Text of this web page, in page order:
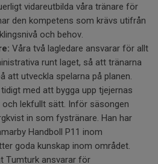
vidareutbilda våra tränare för
den kompetens som krävs utifrån
och behov.
Våra två lagledare ansvarar för allt
runt laget, så att tränarna
att utveckla spelarna på planen.
med att bygga upp tjejernas
lekfullt sätt. Inför säsongen
in som fystränare. Han har
Handboll P11 inom
goda kunskap inom området.
Tumturk ansvarar för